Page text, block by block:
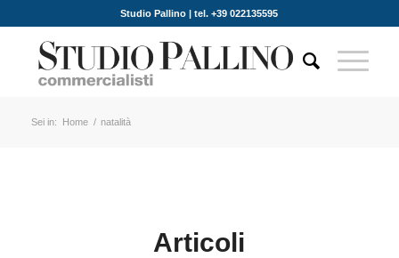
Studio Pallino | tel. +39 022135595
Sei in: Home / natalità
Articoli